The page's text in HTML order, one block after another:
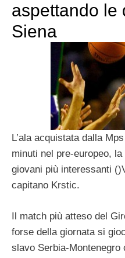
aspettando le
Siena
L’ala acquistata dalla
minuti nel pre-europeo,
giovani più interessanti
capitano Krstic.
Il match più atteso del
forse della giornata si
slavo Serbia-Montenegro